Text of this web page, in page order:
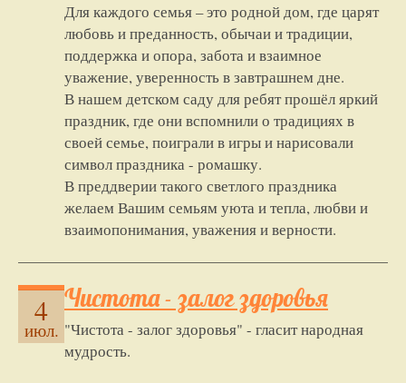
Для каждого семья – это родной дом, где царят
любовь и преданность, обычаи и традиции,
поддержка и опора, забота и взаимное
уважение, уверенность в завтрашнем дне.
В нашем детском саду для ребят прошёл яркий
праздник, где они вспомнили о традициях в
своей семье, поиграли в игры и нарисовали
символ праздника - ромашку.
В преддверии такого светлого праздника
желаем Вашим семьям уюта и тепла, любви и
взаимопонимания, уважения и верности.
4
июл.
Чистота - залог здоровья
"Чистота - залог здоровья" - гласит народная
мудрость.